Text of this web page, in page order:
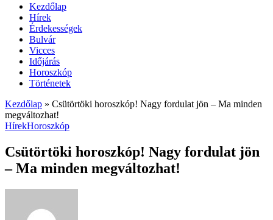
Kezdőlap
Hírek
Érdekességek
Bulvár
Vicces
Időjárás
Horoszkóp
Történetek
Kezdőlap » Csütörtöki horoszkóp! Nagy fordulat jön – Ma minden
megváltozhat!
HírekHoroszkóp
Csütörtöki horoszkóp! Nagy fordulat jön
– Ma minden megváltozhat!